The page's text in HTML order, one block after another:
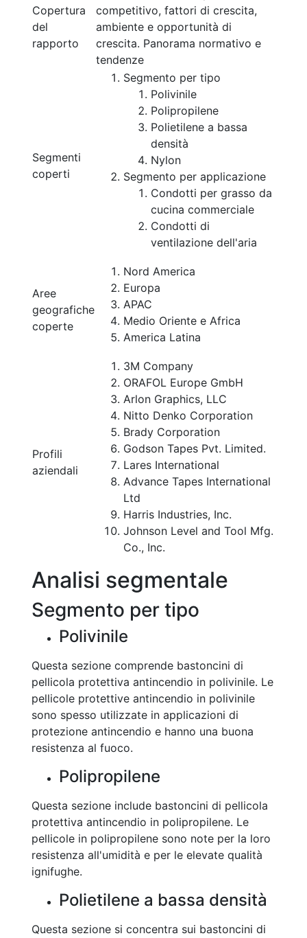
Copertura
del
rapporto
competitivo, fattori di crescita,
ambiente e opportunità di
crescita. Panorama normativo e
tendenze
Segmenti
coperti
Segmento per tipo
Polivinile
Polipropilene
Polietilene a bassa
densità
Nylon
Segmento per applicazione
Condotti per grasso da
cucina commerciale
Condotti di
ventilazione dell'aria
Aree
geografiche
coperte
Nord America
Europa
APAC
Medio Oriente e Africa
America Latina
Profili
aziendali
3M Company
ORAFOL Europe GmbH
Arlon Graphics, LLC
Nitto Denko Corporation
Brady Corporation
Godson Tapes Pvt. Limited.
Lares International
Advance Tapes International
Ltd
Harris Industries, Inc.
Johnson Level and Tool Mfg.
Co., Inc.
Analisi segmentale
Segmento per tipo
Polivinile
Questa sezione comprende bastoncini di
pellicola protettiva antincendio in polivinile. Le
pellicole protettive antincendio in polivinile
sono spesso utilizzate in applicazioni di
protezione antincendio e hanno una buona
resistenza al fuoco.
Polipropilene
Questa sezione include bastoncini di pellicola
protettiva antincendio in polipropilene. Le
pellicole in polipropilene sono note per la loro
resistenza all'umidità e per le elevate qualità
ignifughe.
Polietilene a bassa densità
Questa sezione si concentra sui bastoncini di